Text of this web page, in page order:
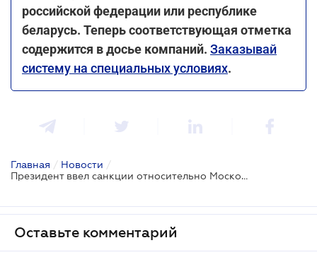
российской федерации или республике
беларусь. Теперь соответствующая отметка
содержится в досье компаний. Заказывай
систему на специальных условиях.
Главная / Новости /
Президент ввел санкции относительно Московской межбанковской валютной биржи и 333 физических лиц
Оставьте комментарий